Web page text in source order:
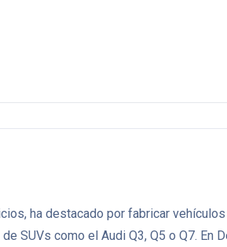
ha destacado por fabricar
SUVs como el Audi Q3, Q5 o Q7.